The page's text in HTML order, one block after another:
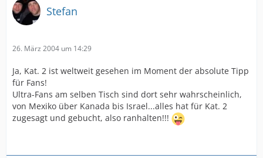
Stefan
26. März 2004 um 14:29
Ja, Kat. 2 ist weltweit gesehen im Moment der absolute Tipp
für Fans!
Ultra-Fans am selben Tisch sind dort sehr wahrscheinlich,
von Mexiko über Kanada bis Israel...alles hat für Kat. 2
zugesagt und gebucht, also ranhalten!!!